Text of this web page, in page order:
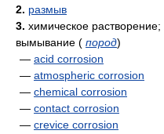
2. размыв
3. химическое
вымывание ( пород)
— acid corrosion
— atmospheric corrosion
— chemical corrosion
— contact corrosion
— crevice corrosion